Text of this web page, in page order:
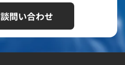
問い合わせ